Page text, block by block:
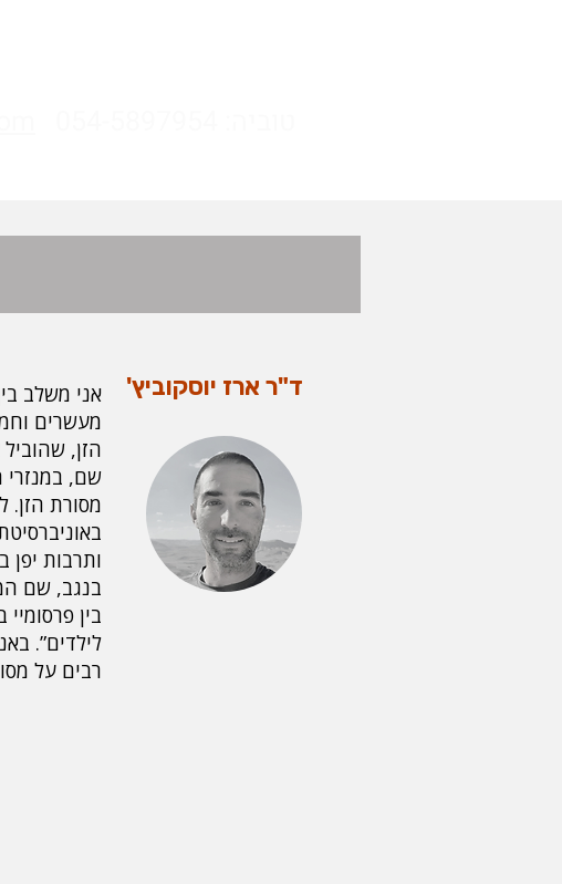
אני משלב
מעשרים
הזן,
שם, במנזרי
מסורת הזן.
ותרבות יפן
בנגב, שם
בין
רבים על
ד"ר ארז יוסקוביץ'